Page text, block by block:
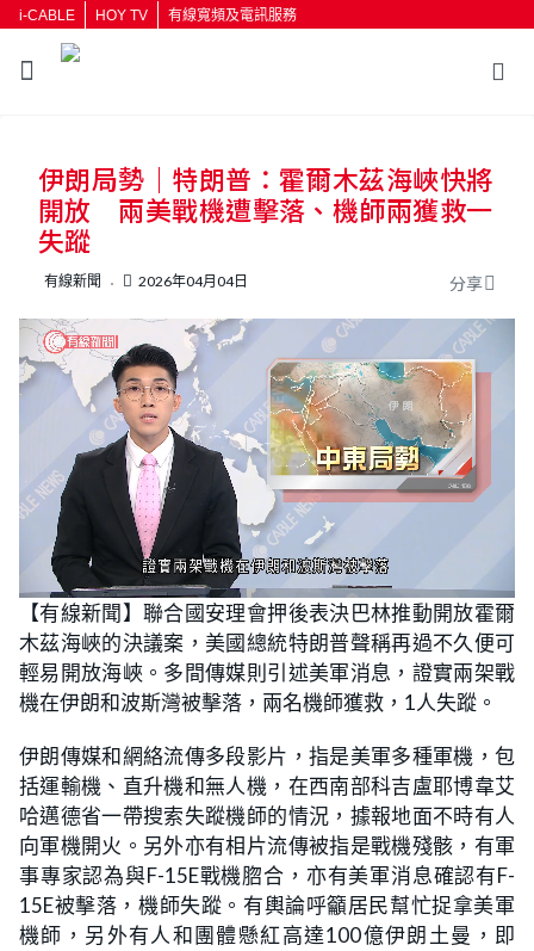
i-CABLE HOY TV 有線寬頻及電訊服務
按輸入鍵開始搜尋
伊朗局勢｜特朗普：霍爾木茲海峽快將
開放 兩美戰機遭擊落、機師兩獲救一
失蹤
有線新聞 2026年04月04日 分享
U
n
m
t
e
L
o
a
d
e
d
:
2
6
.
%
【有線新聞】聯合國安理會押後表決巴林推動開放霍爾
木茲海峽的決議案，美國總統特朗普聲稱再過不久便可
輕易開放海峽。多間傳媒則引述美軍消息，證實兩架戰
機在伊朗和波斯灣被擊落，兩名機師獲救，1人失蹤。
伊朗傳媒和網絡流傳多段影片，指是美軍多種軍機，包
括運輸機、直升機和無人機，在西南部科吉盧耶博韋艾
哈邁德省一帶搜索失蹤機師的情況，據報地面不時有人
向軍機開火。另外亦有相片流傳被指是戰機殘骸，有軍
事專家認為與F-15E戰機脗合，亦有美軍消息確認有F-
15E被擊落，機師失蹤。有輿論呼籲居民幫忙捉拿美軍
機師，另外有人和團體懸紅高達100億伊朗土曼，即